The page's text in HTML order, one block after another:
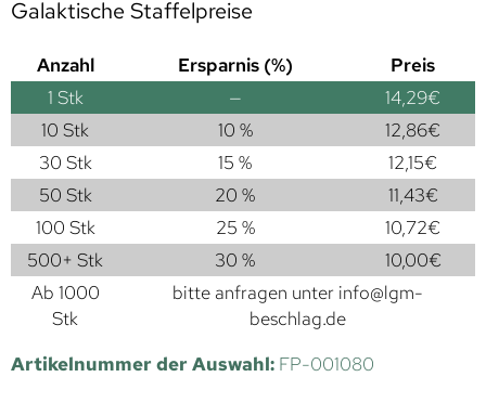
Galaktische Staffelpreise
Anzahl Ersparnis (%)
Preis
1 Stk — 14,29€
10 Stk
10 % 12,86€
30 Stk
15 % 12,15€
50 Stk
20 % 11,43€
100 Stk
25 % 10,72€
500+ Stk
30 % 10,00€
Ab 1000
Stk
bitte anfragen unter info@lgm-
beschlag.de
Artikelnummer der Auswahl: FP-001080